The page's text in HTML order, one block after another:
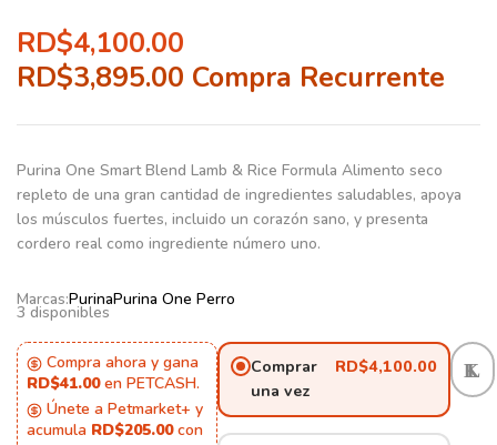
RD$4,100.00
RD$3,895.00 Compra Recurrente
Purina One Smart Blend Lamb & Rice Formula Alimento seco
repleto de una gran cantidad de ingredientes saludables, apoya
los músculos fuertes, incluido un corazón sano, y presenta
cordero real como ingrediente número uno.
Marcas:PurinaPurina One Perro
3 disponibles
Compra ahora y gana
RD$41.00en PETCASH.
Únete a Petmarket+ y
acumula RD$205.00con
Comprar
una vez
RD$4,100.00